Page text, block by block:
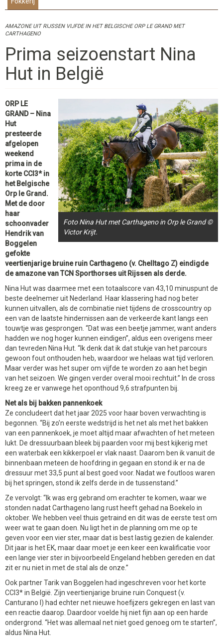
AMAZONE UIT RIJSSEN VIJFDE IN HET BELGISCHE ORP LE GRAND MET
CARTHAGENO
Prima seizoenstart Nina
Hut in België
Foto Nina Hut met Carthageno in Orp le Grand ©
Victor Krijt.
ORP LE
GRAND – Nina
Hut
presteerde
afgelopen
weekend
prima in de
korte CCI3* in
het Belgische
Orp le Grand.
Met de door
haar
schoonvader
Hendrik van
Boggelen
gefokte
veertienjarige bruine ruin Carthageno (v. Chelltago Z) eindigde
de amazone van TCN Sporthorses uit Rijssen als derde.
Nina Hut was daarmee met een totaalscore van 43,10 minuspunt de
beste deelnemer uit Nederland. Haar klassering had nog beter
kunnen uitvallen, als de combinatie niet tijdens de crosscountry op
een van de laatste hindernissen aan de verkeerde kant langs een
touwtje was gesprongen. “Dat was een beetje jammer, want anders
hadden we nog hoger kunnen eindigen”, aldus een overigens meer
dan tevreden Nina Hut. “Ik denk dat ik dat stukje van het parcours
gewoon fout onthouden heb, waardoor we helaas wat tijd verloren.
Maar verder was het super om vijfde te worden zo aan het begin
van het seizoen. We gingen verder overal mooi rechtuit.” In de cross
kreeg ze er vanwege het oponthoud 9,6 strafpunten bij.
Net als bij bakken pannenkoek
Ze concludeert dat het jaar 2025 voor haar boven verwachting is
begonnen. “Bij zo’n eerste wedstrijd is het net als met het bakken
van een pannenkoek, je moet altijd maar afwachten of het meteen
lukt. De dressuurbaan bleek bij paarden voor mij best kijkerig met
een waterbak een kikkerpoel er vlak naast. Daarom ben ik vanuit de
binnenbaan meteen de hoofdring in gegaan en stond ik er na de
dressuur met 33,5 punt al best goed voor. Nadat we foutloos waren
bij het springen, stond ik zelfs derde in de tussenstand.”
Ze vervolgt: “Ik was erg gebrand om erachter te komen, waar we
stonden nadat Carthageno lang rust heeft gehad na Boekelo in
oktober. We hebben veel thuis getraind en dit was de eerste test om
weer wat te gaan doen. Nu ligt het in de planning om me op te
geven voor een vier ster, maar dat is best lastig gezien de kalender.
Dit jaar is het EK, maar daar moet je een keer een kwalificatie voor
een lange vier ster in bijvoorbeeld Engeland hebben gereden en dat
zit er nu niet in met de stal als de onze.”
Ook partner Tarik van Boggelen had ingeschreven voor het korte
CCI3* in België. Zijn veertienjarige bruine ruin Conquest (v.
Canturano I) had echter net nieuwe hoefijzers gekregen en last van
een reactie daarop. Daardoor voelde hij niet fijn aan op een harde
ondergrond. “Het was allemaal net niet goed genoeg om te starten”,
aldus Nina Hut.